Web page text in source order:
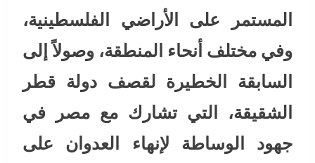
المستمر على الأراضي الفلسطينية،
وفي مختلف أنحاء المنطقة، وصولاً إلى
السابقة الخطيرة لقصف دولة قطر
الشقيقة، التي تشارك مع مصر في
جهود الوساطة لإنهاء العدوان على